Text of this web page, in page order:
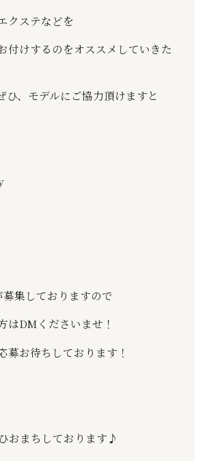
クステなどを
付けするのをオススメしていきた
ひ、モデルにご協力頂けますと
募集しておりますので
はDMくださいませ！
募お待ちしております！
おまちしております♪